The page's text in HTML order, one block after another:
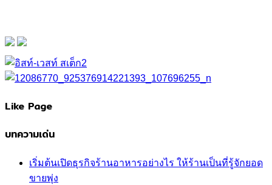
Like Page
บทความเด่น
เริ่มต้นเปิดธุรกิจร้านอาหารอย่างไร ให้ร้านเป็นที่รู้จักยอด
ขายพุ่ง